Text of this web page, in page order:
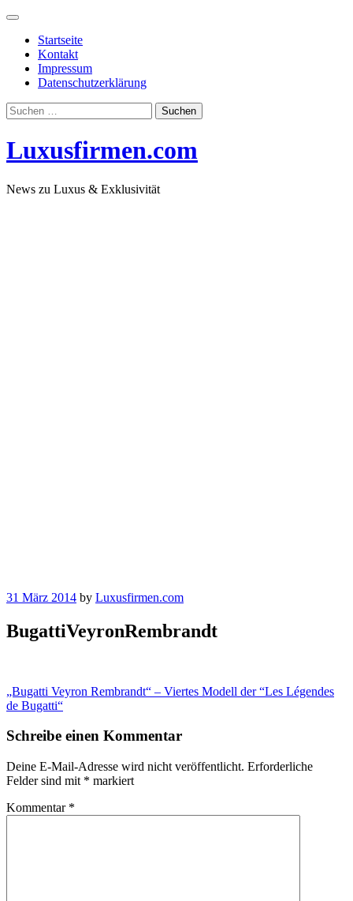
Skip
contentStartseite
Kontakt
Impressum
Datenschutzerklärung
Suchen
nach:
Luxusfirmen.com
News zu Luxus & Exklusivität
31 März 2014 by Luxusfirmen.com
BugattiVeyronRembrandt
Beitragsnavigation
„Bugatti Veyron Rembrandt“ – Viertes Modell der “Les Légendes
de Bugatti“
Schreibe einen Kommentar
Deine E-Mail-Adresse wird nicht veröffentlicht. Erforderliche
Felder sind mit * markiert
Kommentar *